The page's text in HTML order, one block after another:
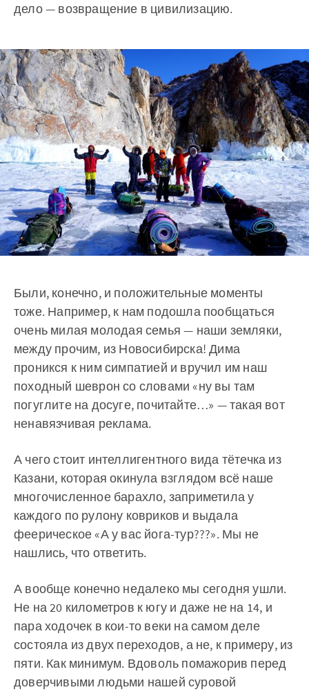
дело — возвращение в цивилизацию.
Были, конечно, и положительные моменты
тоже. Например, к нам подошла пообщаться
очень милая молодая семья — наши земляки,
между прочим, из Новосибирска! Дима
проникся к ним симпатией и вручил им наш
походный шеврон со словами «ну вы там
погуглите на досуге, почитайте…» — такая вот
ненавязчивая реклама.
А чего стоит интеллигентного вида тётечка из
Казани, которая окинула взглядом всё наше
многочисленное барахло, заприметила у
каждого по рулону ковриков и выдала
феерическое «А у вас йога-тур???». Мы не
нашлись, что ответить.
А вообще конечно недалеко мы сегодня ушли.
Не на 20 километров к югу и даже не на 14, и
пара ходочек в кои-то веки на самом деле
состояла из двух переходов, а не, к примеру, из
пяти. Как минимум. Вдоволь помажорив перед
доверчивыми людьми нашей суровой